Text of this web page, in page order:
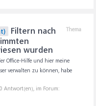
Thema
Filtern nach
wurden
Office-Hilfe und hier meine
verwalten zu können, habe
Antwort(en), im Forum: